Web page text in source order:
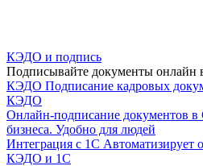
КЭДО и подпись
Подписывайте документы онлайн
КЭДО Подписание кадровых
КЭДО
Онлайн-подписание документов в
бизнеса. Удобно для людей
Интеграция с 1С Автоматизирует
КЭДО и 1С